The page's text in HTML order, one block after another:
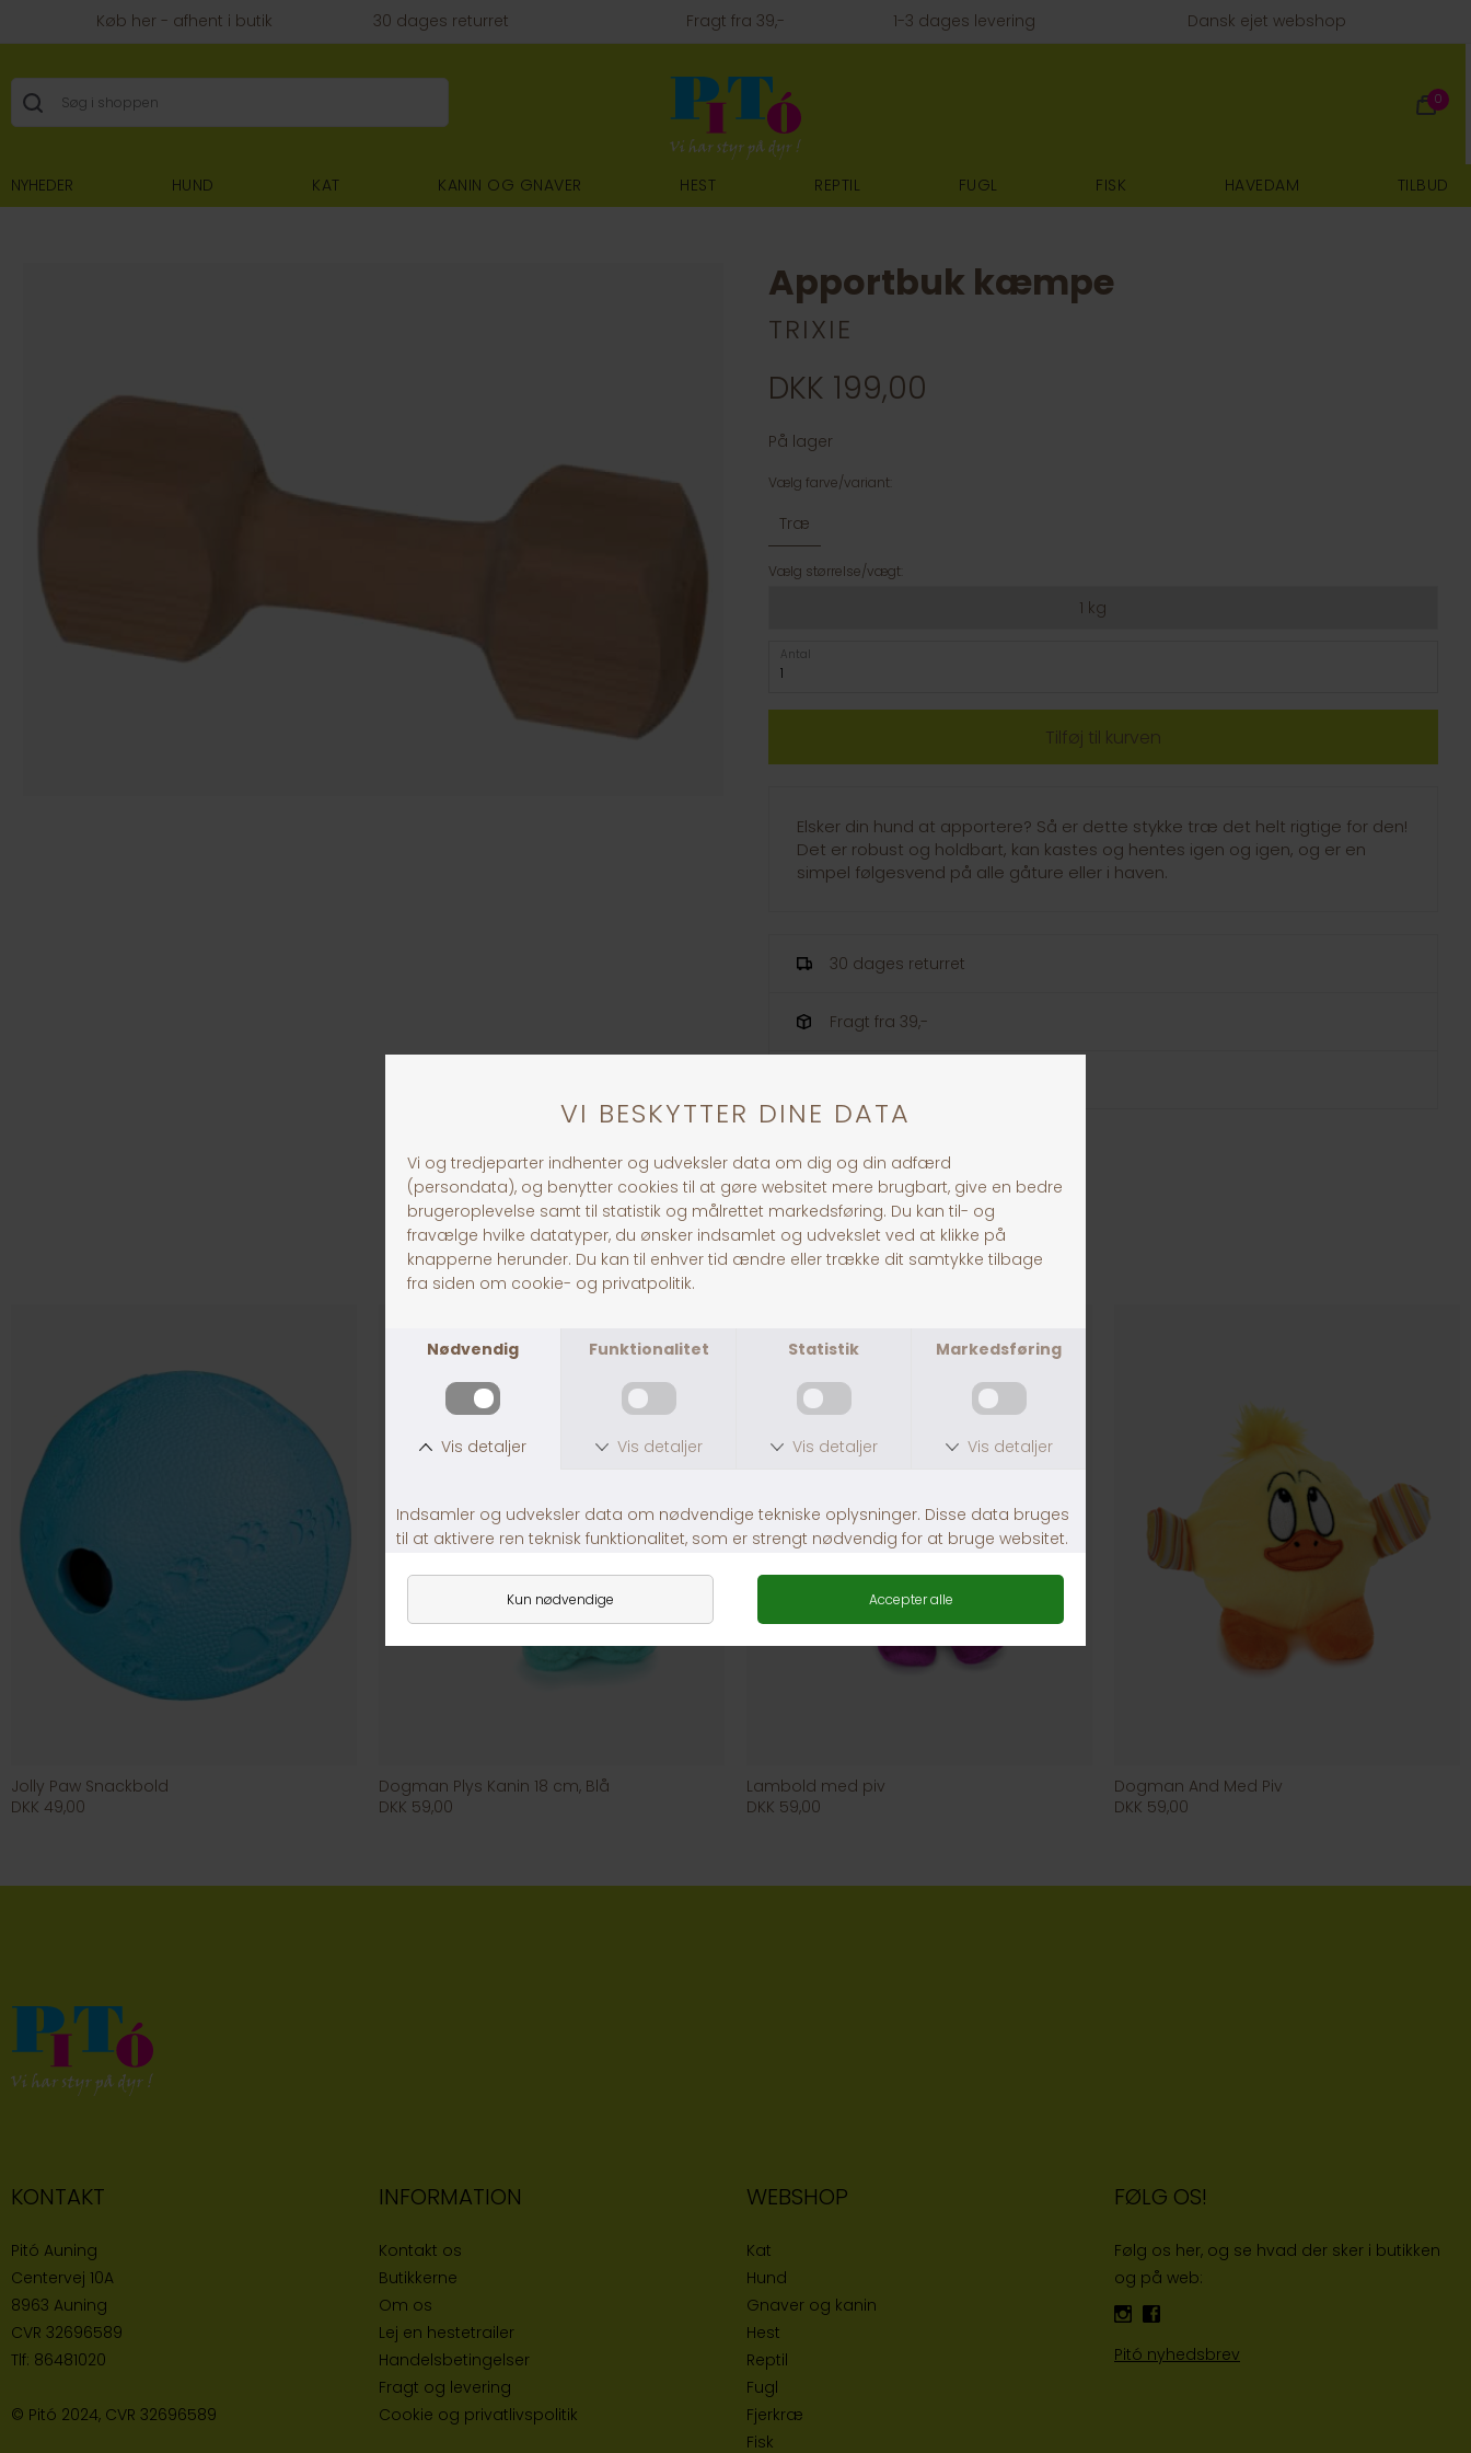
Køb her - afhent i butik 30 dages returret Fragt fra 39,- 1-3 dages levering Dansk ejet webshop
0
NYHEDER HUND KAT KANIN OG GNAVER HEST REPTIL FUGL FISK HAVEDAM TILBUD
Apportbuk kæmpe
TRIXIE
DKK 199,00
På lager
Vælg farve/variant:
Træ
Vælg størrelse/vægt:
1 kg
Antal
Elsker din hund at apportere? Så er dette stykke træ det helt rigtige for den!
Det er robust og holdbart, kan kastes og hentes igen og igen, og er en
simpel følgesvend på alle gåture eller i haven.
30 dages returret
Fragt fra 39,-
ANDRE KØBTE OGSÅ
Jolly Paw Snackbold
DKK 49,00
Dogman Plys Kanin 18 cm, Blå
DKK 59,00
Lambold med piv
DKK 59,00
Dogman And Med Piv
DKK 59,00
KONTAKT
Pitó Auning
Centervej 10A
8963 Auning
CVR 32696589
Tlf: 86481020
© Pitó 2024, CVR 32696589
INFORMATION
Kontakt os
Butikkerne
Om os
Lej en hestetrailer
Handelsbetingelser
Fragt og levering
Cookie og privatlivspolitik
WEBSHOP
Kat
Hund
Gnaver og kanin
Hest
Reptil
Fugl
Fjerkræ
Fisk
FØLG OS!
Følg os her, og se hvad der sker i butikken
og på web:
Pitó nyhedsbrev